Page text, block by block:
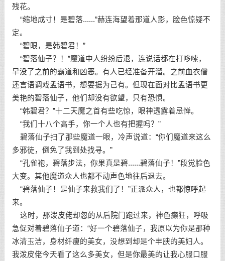
残花。
“缩地成寸！是碧落......”赫连海望着那道人影，脸色惊疑不
定。
“碧眼，是韩碧君！”
“碧落仙子？！”魔道中人纷纷后退，连说话都在打哆嗦，
早没了之前的霸道和凶恶。有人已经准备开溜。之前血衣僧
还言语调戏孟语书，想要据为己有。但现在面对比孟语书更
美艳的碧落仙子，他们却没有欲望，只有恐惧。
“韩碧君？”十二天魔之首有些吃惊，眼神透露着忌惮。
“我们十八个高手，你一个人也有把握吗？”
碧落仙子扫了那些魔道一眼，冷声说道：“你们魔道来这么
多邪徒，倒免了我到处找寻。”
“孔雀袍，碧落步法，你果真是碧......碧落仙子！”段觉脸色
大变。其他魔道众人也都不动声色地往后退去。
“碧落仙子！是仙子来救我们了！”正派众人，也都惊呼起
来。
这时，那泼皮佬却忽的从后院门跑过来，神色癫狂，呼吸
急促对着碧落仙子道：“好一个碧落仙子，我原以为你是那种
冰清玉洁，身材纤瘦的美女，没想到却是个丰腴的美妇人。
我泼皮佬今天看了这么多美女，但是你最美的让我心服口服